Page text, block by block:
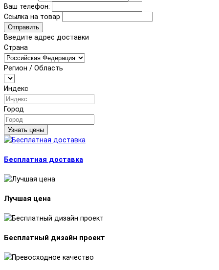
Ваш телефон:
Ссылка на товар
Отправить
Введите адрес доставки
Страна
Регион / Область
Индекс
Город
Узнать цены
Бесплатная доставка
Лучшая цена
Бесплатный дизайн проект